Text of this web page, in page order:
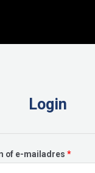
Login
of e-mailadres *Vereist